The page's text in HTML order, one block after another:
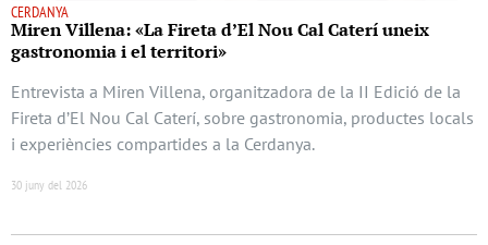
CERDANYA
Miren Villena: «La Fireta d’El Nou Cal Caterí uneix
gastronomia i el territori»
Entrevista a Miren Villena, organitzadora de la II Edició de la
Fireta d’El Nou Cal Caterí, sobre gastronomia, productes locals
i experiències compartides a la Cerdanya.
30 juny del 2026